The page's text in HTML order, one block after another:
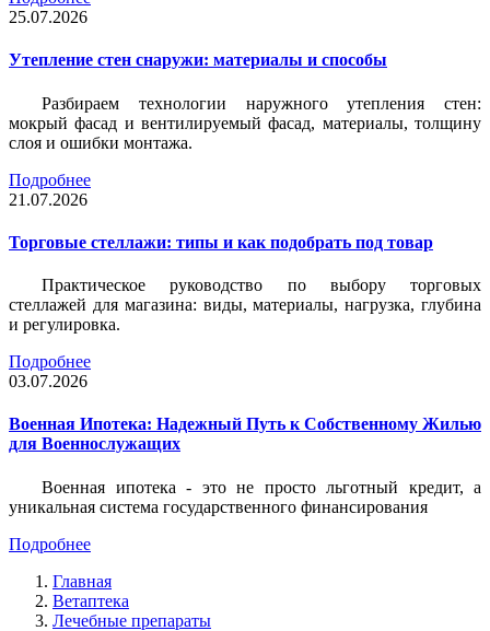
25.07.2026
Утепление стен снаружи: материалы и способы
Разбираем технологии наружного утепления стен:
мокрый фасад и вентилируемый фасад, материалы, толщину
слоя и ошибки монтажа.
Подробнее
21.07.2026
Торговые стеллажи: типы и как подобрать под товар
Практическое руководство по выбору торговых
стеллажей для магазина: виды, материалы, нагрузка, глубина
и регулировка.
Подробнее
03.07.2026
Военная Ипотека: Надежный Путь к Собственному Жилью
для Военнослужащих
Военная ипотека - это не просто льготный кредит, а
уникальная система государственного финансирования
Подробнее
Главная
Ветаптека
Лечебные препараты